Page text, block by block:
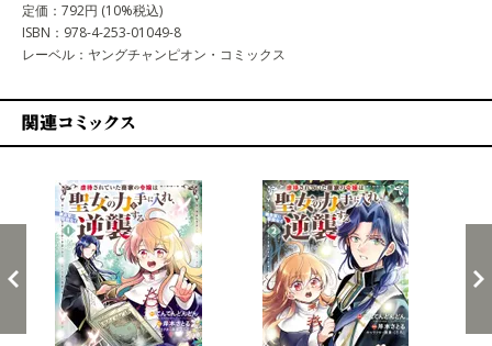
定価：792円 (10%税込)
ISBN：978-4-253-01049-8
レーベル：ヤングチャンピオン・コミックス